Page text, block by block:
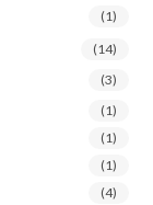
(1)
(14)
(3)
(1)
(1)
(1)
(4)